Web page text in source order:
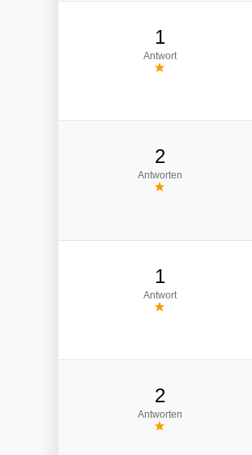
1
Antwort
2
Antworten
1
Antwort
2
Antworten